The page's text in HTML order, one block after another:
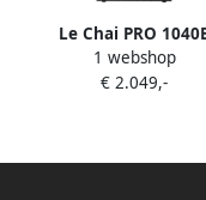
Le Chai PRO
Wijnkoelkast 2
temperatuurzones
Koolstoffilter Witte
1 webshop
€ 2.049,-